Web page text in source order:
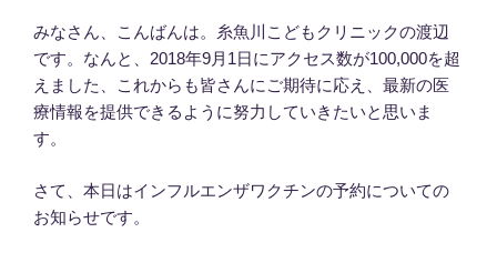
みなさん、こんばんは。糸魚川こどもクリニックの渡辺
です。なんと、2018年9月1日にアクセス数が100,000を超
えました、これからも皆さんにご期待に応え、最新の医
療情報を提供できるように努力していきたいと思いま
す。
さて、本日はインフルエンザワクチンの予約についての
お知らせです。